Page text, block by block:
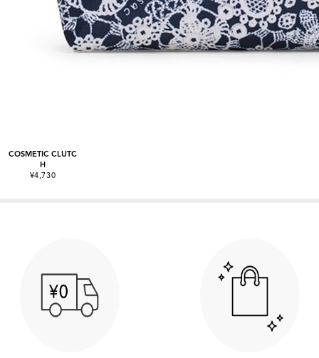
COSMETIC CLUTC
H
¥4,730